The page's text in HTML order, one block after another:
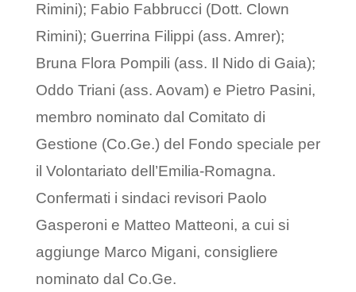
Rimini); Fabio Fabbrucci (Dott. Clown
Rimini); Guerrina Filippi (ass. Amrer);
Bruna Flora Pompili (ass. Il Nido di Gaia);
Oddo Triani (ass. Aovam) e Pietro Pasini,
membro nominato dal Comitato di
Gestione (Co.Ge.) del Fondo speciale per
il Volontariato dell’Emilia-Romagna.
Confermati i sindaci revisori Paolo
Gasperoni e Matteo Matteoni, a cui si
aggiunge Marco Migani, consigliere
nominato dal Co.Ge.